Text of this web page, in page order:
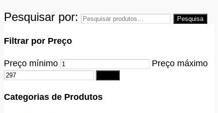
Pesquisar por:
Pesquisa
Filtrar por Preço
Preço mínimo Preço máximo
Categorias de Produtos